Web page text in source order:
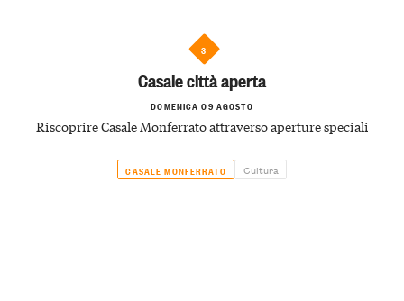
3
Casale città aperta
DOMENICA 09 AGOSTO
Riscoprire Casale Monferrato attraverso aperture speciali
CASALE MONFERRATO Cultura